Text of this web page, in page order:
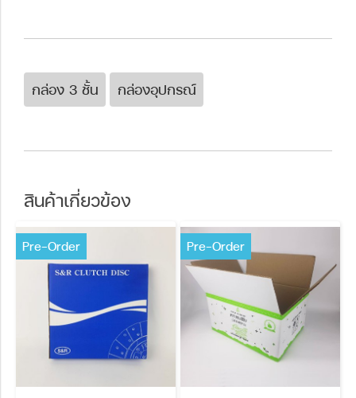
กล่อง 3 ชั้น กล่องอุปกรณ์
สินค้าเกี่ยวข้อง
Pre-Order Pre-Order